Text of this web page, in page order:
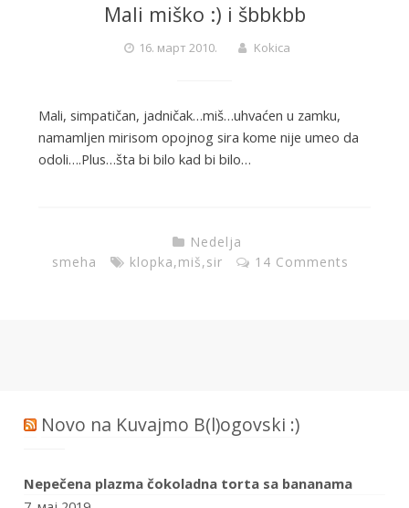
Mali miško :) i šbbkbb
16. март 2010. Kokica
Mali, simpatičan, jadničak…miš…uhvaćen u zamku,
namamljen mirisom opojnog sira kome nije umeo da
odoli….Plus…šta bi bilo kad bi bilo…
Nedelja
smeha
klopka,miš,sir 14 Comments
Novo na Kuvajmo B(l)ogovski :)
Nepečena plazma čokoladna torta sa bananama